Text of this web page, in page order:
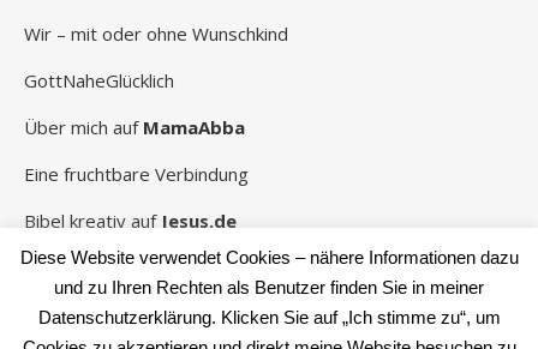
Wir – mit oder ohne Wunschkind
GottNaheGlücklich
Über mich auf MamaAbba
Eine fruchtbare Verbindung
Bibel kreativ auf Jesus.de
Diese Website verwendet Cookies – nähere Informationen dazu
und zu Ihren Rechten als Benutzer finden Sie in meiner
Datenschutzerklärung. Klicken Sie auf „Ich stimme zu“, um